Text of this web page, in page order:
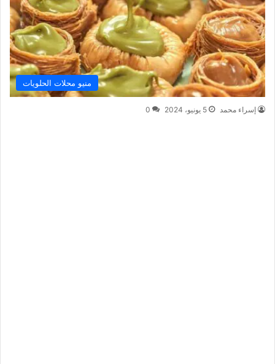
منيو محلات الحلويات
إسراء محمد 5 يونيو، 2024 0